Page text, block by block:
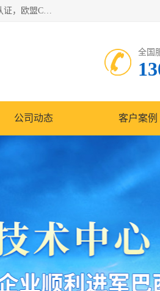
*是一家的测试、评估、检查与认机构，主要从事巴西NR10认证、NR12认证、NR13认证；ANATEL认证、INMTRO认证，欧盟CE认证：MD认证，PED认证，MID认证，ATEX认证，德国蓝色天使认证。
全国
公司动态 客户案例